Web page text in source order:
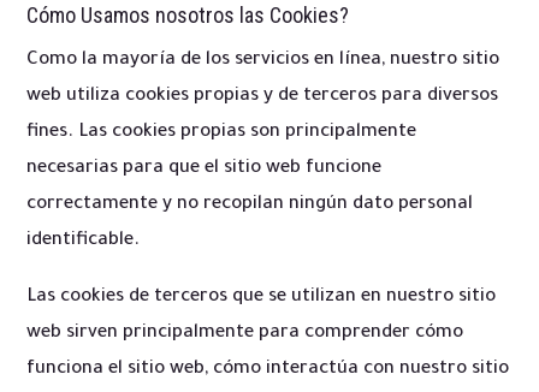
Cómo Usamos nosotros las Cookies?
Como la mayoría de los servicios en línea, nuestro sitio
web utiliza cookies propias y de terceros para diversos
fines. Las cookies propias son principalmente
necesarias para que el sitio web funcione
correctamente y no recopilan ningún dato personal
identificable.
Las cookies de terceros que se utilizan en nuestro sitio
web sirven principalmente para comprender cómo
funciona el sitio web, cómo interactúa con nuestro sitio